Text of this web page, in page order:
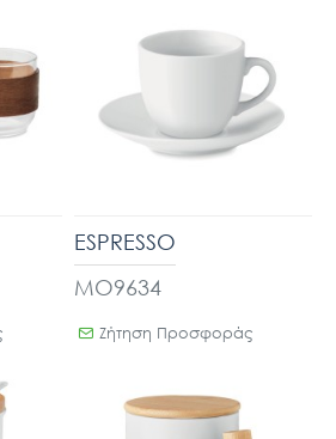
MO9634
ESPRESSO
Ζήτηση Προσφοράς